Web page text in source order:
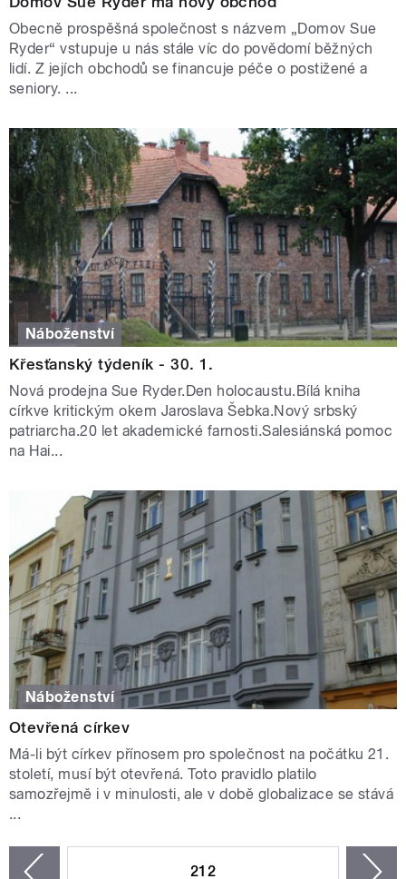
Obecně prospěšná společnost s názvem „Domov Sue
Ryder“ vstupuje u nás stále víc do povědomí běžných
lidí. Z jejích obchodů se financuje péče o postižené a
seniory. ...
Náboženství
Křesťanský týdeník - 30. 1.
Nová prodejna Sue Ryder.Den holocaustu.Bílá kniha
církve kritickým okem Jaroslava Šebka.Nový srbský
patriarcha.20 let akademické farnosti.Salesiánská pomoc
na Hai...
Náboženství
Otevřená církev
Má-li být církev přínosem pro společnost na počátku 21.
století, musí být otevřená. Toto pravidlo platilo
samozřejmě i v minulosti, ale v době globalizace se stává
...
212